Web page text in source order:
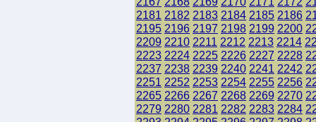
2181 2182 2183 2184 2185 2186
2195 2196 2197 2198 2199 2200
2209 2210 2211 2212 2213 2214
2223 2224 2225 2226 2227 2228
2237 2238 2239 2240 2241 2242
2251 2252 2253 2254 2255 2256
2265 2266 2267 2268 2269 2270
2279 2280 2281 2282 2283 2284